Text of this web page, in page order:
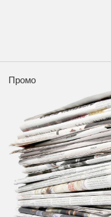
Промо